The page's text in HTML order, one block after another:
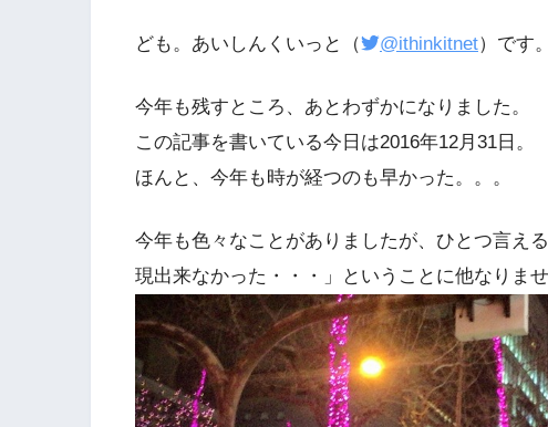
ども。あいしんくいっと（ @ithinkitnet）です。
今年も残すところ、あとわずかになりました。
この記事を書いている今日は2016年12月31日。
ほんと、今年も時が経つのも早かった。。。
今年も色々なことがありましたが、ひとつ言え
現出来なかった・・・」ということに他なりま